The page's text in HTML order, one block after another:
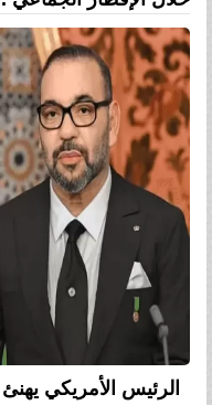
الرئيس الأمريكي